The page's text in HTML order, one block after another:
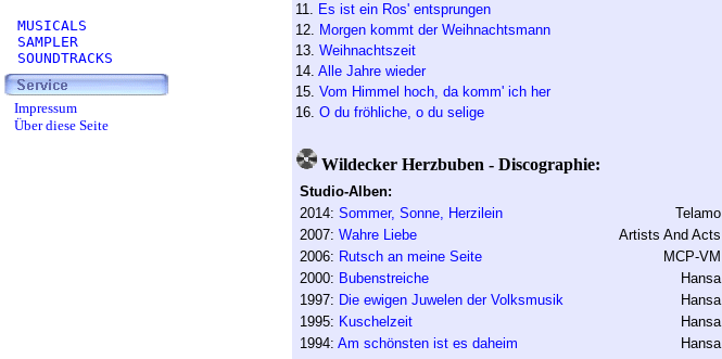
11. Es ist ein Ros' entsprungen
12. Morgen kommt der Weihnachtsmann
13. Weihnachtszeit
14. Alle Jahre wieder
15. Vom Himmel hoch, da komm' ich her
16. O du fröhliche, o du selige
Wildecker Herzbuben - Discographie:
Studio-Alben:
2014: Sommer, Sonne, Herzilein
Telamo
2007: Wahre Liebe
Artists And Acts
2006: Rutsch an meine Seite
MCP-VM
2000: Bubenstreiche
Hansa
1997: Die ewigen Juwelen der Volksmusik
Hansa
1995: Kuschelzeit
Hansa
1994: Am schönsten ist es daheim
Hansa
MUSICALS
SAMPLER
SOUNDTRACKS
Impressum
Über diese Seite